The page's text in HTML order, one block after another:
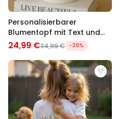
Personalisierbarer
Blumentopf mit Text und
Kranz
24,99 €34,99 € -29%